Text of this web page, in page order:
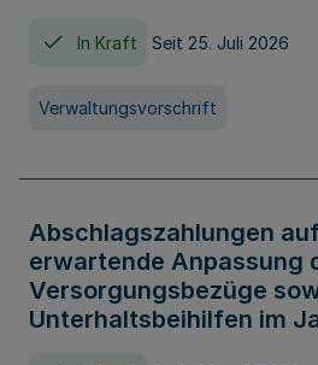
In Kraft Seit 25. Juli 2026
Verwaltungsvorschrift
Abschlagszahlungen
erwartende Anpassung
Versorgungsbezüge
Unterhaltsbeihilfen im